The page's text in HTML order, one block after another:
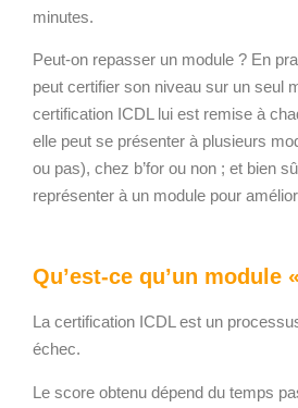
minutes.
Peut-on repasser un module ? En
peut certifier son niveau sur un seul
certification ICDL lui est remise à
elle peut se présenter à plusieurs
ou pas), chez b’for ou non ; et bien
représenter à un module pour
Qu’est-ce qu’un module
La certification ICDL est un
échec.
Le score obtenu dépend du temps